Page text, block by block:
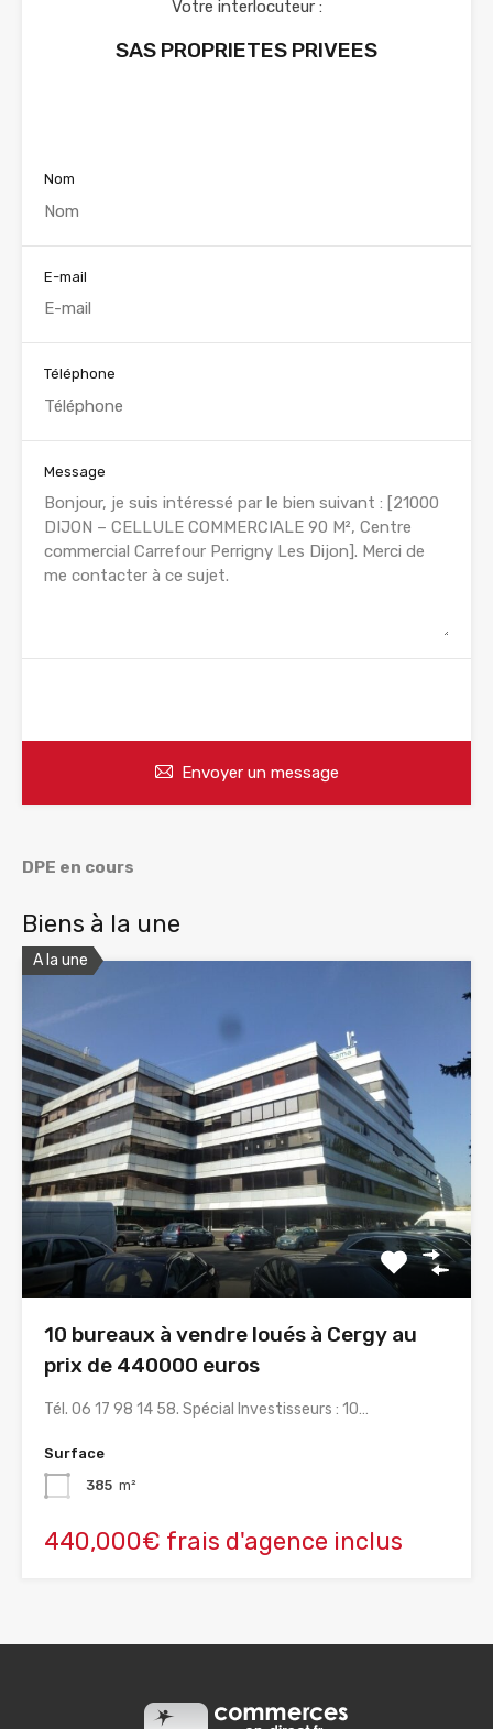
Votre interlocuteur :
SAS PROPRIETES PRIVEES
Nom
E-mail
Téléphone
Message
Envoyer un message
DPE en cours
Biens à la une
A la une
10 bureaux à vendre loués à Cergy au
prix de 440000 euros
Tél. 06 17 98 14 58. Spécial Investisseurs : 10…
Surface
385 m²
440,000€ frais d'agence inclus